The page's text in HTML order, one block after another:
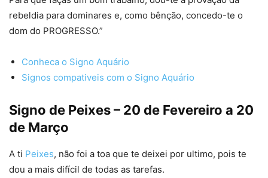
rebeldia para dominares e, como bênção, concedo-te o
dom do PROGRESSO.”
Conheca o Signo Aquário
Signos compativeis com o Signo Aquário
Signo de Peixes – 20 de Fevereiro a 20
de Março
A ti Peixes, não foi a toa que te deixei por ultimo, pois te
dou a mais difícil de todas as tarefas.